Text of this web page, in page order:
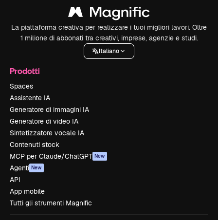
La piattaforma creativa per realizzare i tuoi migliori lavori. Oltre
1 milione di abbonati tra creativi, imprese, agenzie e studi.
Italiano
Prodotti
Spaces
Assistente IA
Generatore di immagini IA
Generatore di video IA
Sintetizzatore vocale IA
Contenuti stock
MCP per Claude/ChatGPT New
Agenti New
API
App mobile
Tutti gli strumenti Magnific